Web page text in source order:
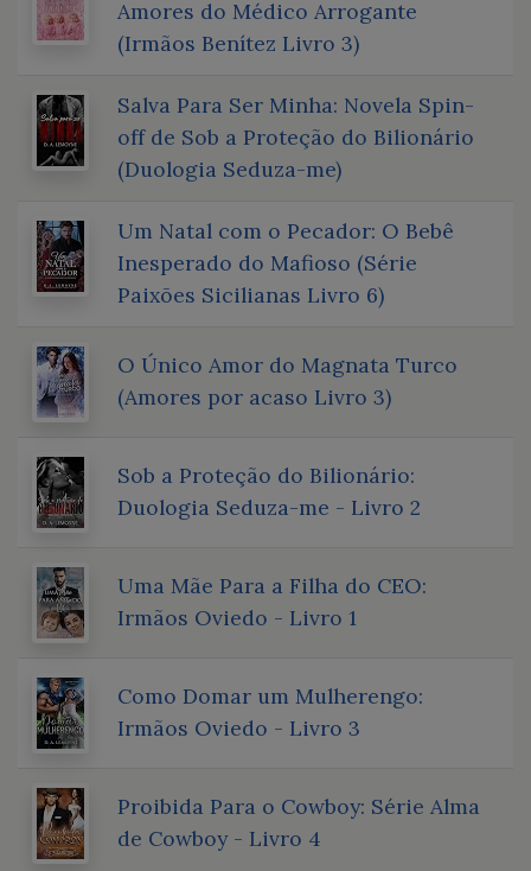
Amores do Médico Arrogante
(Irmãos Benítez Livro 3)
Salva Para Ser Minha: Novela Spin-
off de Sob a Proteção do Bilionário
(Duologia Seduza-me)
Um Natal com o Pecador: O Bebê
Inesperado do Mafioso (Série
Paixões Sicilianas Livro 6)
O Único Amor do Magnata Turco
(Amores por acaso Livro 3)
Sob a Proteção do Bilionário:
Duologia Seduza-me - Livro 2
Uma Mãe Para a Filha do CEO:
Irmãos Oviedo - Livro 1
Como Domar um Mulherengo:
Irmãos Oviedo - Livro 3
Proibida Para o Cowboy: Série Alma
de Cowboy - Livro 4